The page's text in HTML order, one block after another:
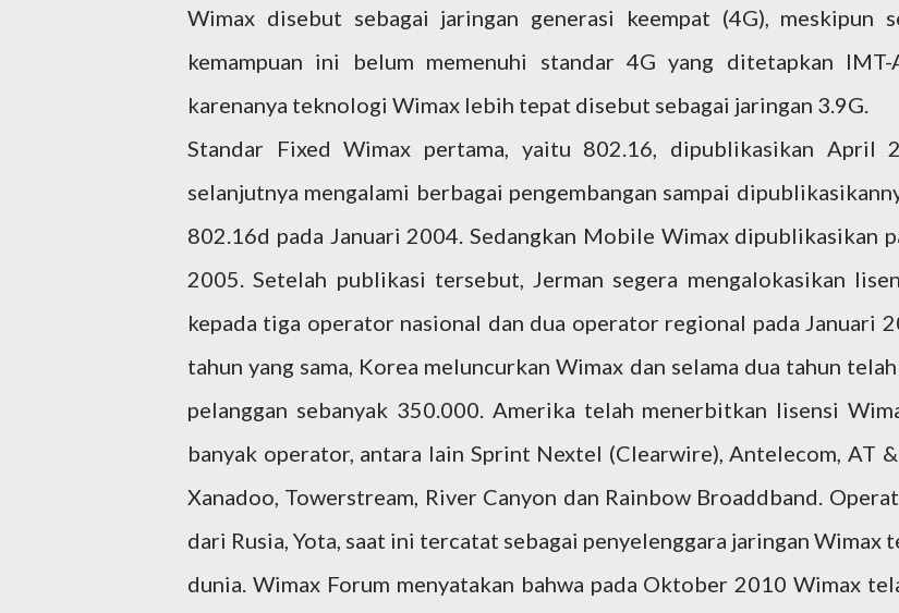
Wimax disebut sebagai jaringan generasi keempat (4G), meskipun
kemampuan ini belum memenuhi standar 4G yang ditetapkan IMT-
karenanya teknologi Wimax lebih tepat disebut sebagai jaringan 3.9G.
Standar Fixed Wimax pertama, yaitu 802.16, dipublikasikan April
selanjutnya mengalami berbagai pengembangan sampai
802.16d pada Januari 2004. Sedangkan Mobile Wimax dipublikasikan
2005. Setelah publikasi tersebut, Jerman segera mengalokasikan
kepada tiga operator nasional dan dua operator regional pada Januari
tahun yang sama, Korea meluncurkan Wimax dan selama dua tahun
pelanggan sebanyak 350.000. Amerika telah menerbitkan lisensi
banyak operator, antara lain Sprint Nextel (Clearwire), Antelecom, AT
Xanadoo, Towerstream, River Canyon dan Rainbow Broaddband.
dari Rusia, Yota, saat ini tercatat sebagai penyelenggara jaringan Wimax
dunia. Wimax Forum menyatakan bahwa pada Oktober 2010 Wimax